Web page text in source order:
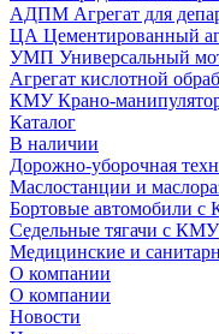
АДПМ Агрегат для
ЦА Цементированный
УМП Универсальный
Агрегат кислотной
КМУ Крано-
Каталог
В наличии
Дорожно-уборочная
Маслостанции и
Бортовые автомобили
Седельные тягачи с КМУ
Медицинские и
О компании
О компании
Новости